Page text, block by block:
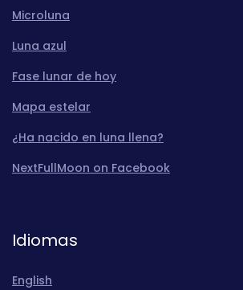
Microluna
Luna azul
Fase lunar de hoy
Mapa estelar
¿Ha nacido en luna llena?
NextFullMoon on Facebook
Idiomas
English